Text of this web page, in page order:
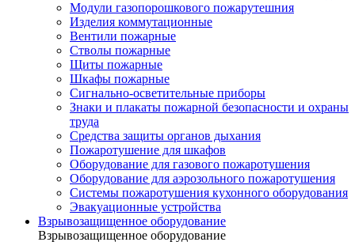
Модули газопорошкового пожарутешния
Изделия коммутационные
Вентили пожарные
Стволы пожарные
Щиты пожарные
Шкафы пожарные
Сигнально-осветительные приборы
Знаки и плакаты пожарной безопасности и охраны
труда
Средства защиты органов дыхания
Пожаротушение для шкафов
Оборудование для газового пожаротушения
Оборудование для аэрозольного пожаротушения
Системы пожаротушения кухонного оборудования
Эвакуационные устройства
Взрывозащищенное оборудование
Взрывозащищенное оборудование